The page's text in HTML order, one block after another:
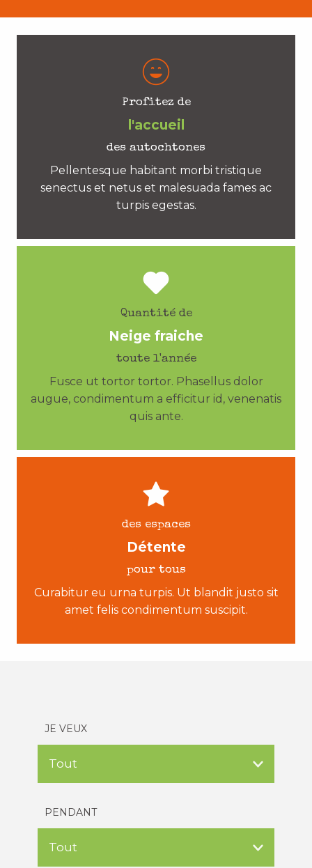
Profitez de
l'accueil
des autochtones
Pellentesque habitant morbi tristique
senectus et netus et malesuada fames ac
turpis egestas.
Quantité de
Neige fraiche
toute l'année
Fusce ut tortor tortor. Phasellus dolor
augue, condimentum a efficitur id, venenatis
quis ante.
des espaces
Détente
pour tous
Curabitur eu urna turpis. Ut blandit justo sit
amet felis condimentum suscipit.
JE VEUX
PENDANT